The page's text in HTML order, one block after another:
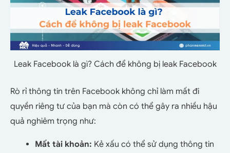
Leak Facebook là gì? Cách để không bị leak Facebook
Rò rỉ thông tin trên Facebook không chỉ làm mất đi
quyền riêng tư của bạn mà còn có thể gây ra nhiều hậu
quả nghiêm trọng như:
Mất tài khoản: Kẻ xấu có thể sử dụng thông tin